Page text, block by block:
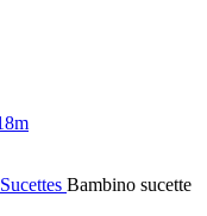
Sucettes Bambino sucette